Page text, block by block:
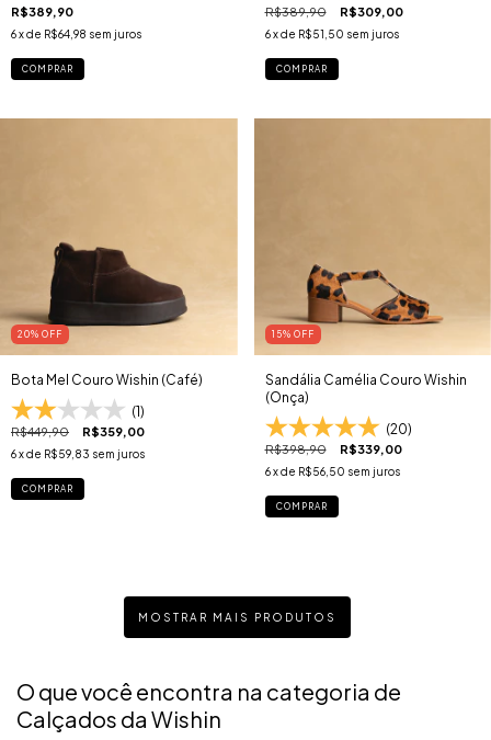
R$389,90
6x de R$64,98 sem juros
COMPRAR
R$389,90 R$309,00
6 x de R$51,50 sem juros
COMPRAR
20% OFF
Bota Mel Couro Wishin (Café)
(1)
R$449,90 R$359,00
6x de R$59,83 sem juros
COMPRAR
15% OFF
Sandália Camélia Couro Wishin
(Onça)
(20)
R$398,90 R$339,00
6 x de R$56,50 sem juros
COMPRAR
MOSTRAR MAIS PRODUTOS
O que você encontra na categoria de
Calçados da Wishin